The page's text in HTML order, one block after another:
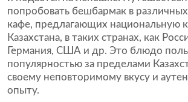
попробовать бешбармак в
кафе, предлагающих национальную
Казахстана, в таких странах, как
Германия, США и др. Это блюдо
популярностью за пределами
своему неповторимому вкусу и
опыту.